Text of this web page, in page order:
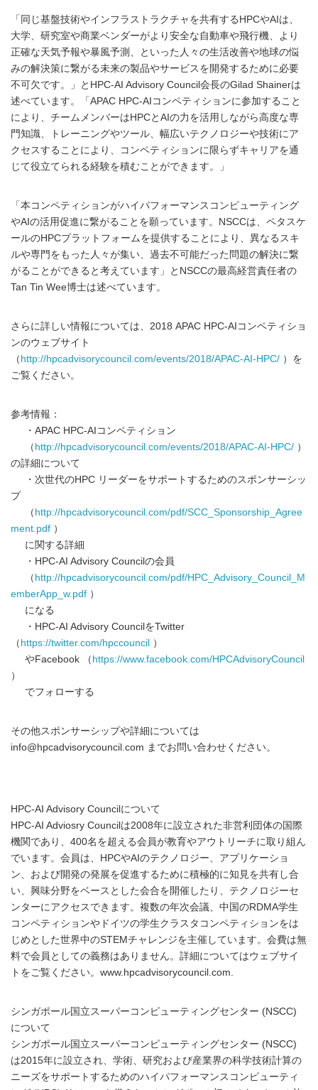
「同じ基盤技術やインフラストラクチャを共有するHPCやAIは、
大学、研究室や商業ベンダーがより安全な自動車や飛行機、より
正確な天気予報や暴風予測、といった人々の生活改善や地球の悩
みの解決策に繋がる未来の製品やサービスを開発するために必要
不可欠です。」とHPC-AI Advisory Council会長のGilad Shainerは
述べています。「APAC HPC-AIコンペティションに参加すること
により、チームメンバーはHPCとAIの力を活用しながら高度な専
門知識、トレーニングやツール、幅広いテクノロジーや技術にア
クセスすることにより、コンペティションに限らずキャリアを通
じて役立てられる経験を積むことができます。」
「本コンペティションがハイパフォーマンスコンピューティング
やAIの活用促進に繋がることを願っています。NSCCは、ペタスケ
ールのHPCプラットフォームを提供することにより、異なるスキ
ルや専門をもった人々が集い、過去不可能だった問題の解決に繋
がることができると考えています」とNSCCの最高経営責任者の
Tan Tin Wee博士は述べています。
さらに詳しい情報については、2018 APAC HPC-AIコンペティショ
ンのウェブサイト
（ http://hpcadvisorycouncil.com/events/2018/APAC-AI-HPC/ ）を
ご覧ください。
参考情報：
・APAC HPC-AIコンペティション
（ http://hpcadvisorycouncil.com/events/2018/APAC-AI-HPC/ ）
の詳細について
・次世代のHPC リーダーをサポートするためのスポンサーシッ
プ
（ http://hpcadvisorycouncil.com/pdf/SCC_Sponsorship_Agree
ment.pdf ）
に関する詳細
・HPC-AI Advisory Councilの会員
（ http://hpcadvisorycouncil.com/pdf/HPC_Advisory_Council_M
emberApp_w.pdf ）
になる
・HPC-AI Advisory CouncilをTwitter
（ https://twitter.com/hpccouncil ）
やFacebook （ https://www.facebook.com/HPCAdvisoryCouncil
）
でフォローする
その他スポンサーシップや詳細については
info@hpcadvisorycouncil.com までお問い合わせください。
HPC-AI Advisory Councilについて
HPC-AI Adviosry Councilは2008年に設立された非営利団体の国際
機関であり、400名を超える会員が教育やアウトリーチに取り組ん
でいます。会員は、HPCやAIのテクノロジー、アプリケーショ
ン、および開発の発展を促進するために積極的に知見を共有し合
い、興味分野をベースとした会合を開催したり、テクノロジーセ
ンターにアクセスできます。複数の年次会議、中国のRDMA学生
コンペティションやドイツの学生クラスタコンペティションをは
じめとした世界中のSTEMチャレンジを主催しています。会費は無
料で会員としての義務はありません。詳細についてはウェブサイ
トをご覧ください。www.hpcadvisorycouncil.com.
シンガポール国立スーパーコンピューティングセンター (NSCC)
について
シンガポール国立スーパーコンピューティングセンター (NSCC)
は2015年に設立され、学術、研究および産業界の科学技術計算の
ニーズをサポートするためのハイパフォーマンスコンピューティ